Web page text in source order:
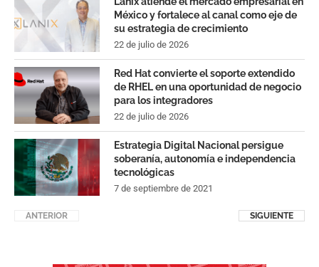
México y fortalece al canal como eje de
su estrategia de crecimiento
22 de julio de 2026
Red Hat convierte el soporte extendido
de RHEL en una oportunidad de negocio
para los integradores
22 de julio de 2026
Estrategia Digital Nacional persigue
soberanía, autonomía e independencia
tecnológicas
7 de septiembre de 2021
ANTERIOR SIGUIENTE